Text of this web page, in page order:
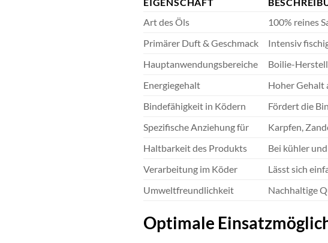
EIGENSCHAFT
Art des Öls
100% reines
Primärer Duft & Geschmack
Intensiv
Hauptanwendungsbereiche
Boilie-
Energiegehalt
Hoher Gehalt
Bindefähigkeit in Ködern
Fördert die
Spezifische Anziehung für
Karpfen,
Haltbarkeit des Produkts
Bei kühler
Verarbeitung im Köder
Lässt sich
Umweltfreundlichkeit
Nachhaltige
Optimale